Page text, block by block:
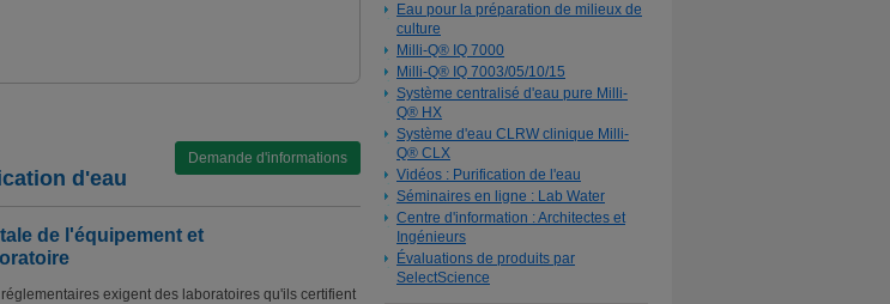
Demande d'informations
d'eau
de l'équipement et
exigent des laboratoires qu'ils certifient
Eau pour la préparation de milieux de
culture
Milli-Q® IQ 7000
Milli-Q® IQ 7003/05/10/15
Système centralisé d'eau pure Milli-
Q® HX
Système d'eau CLRW clinique Milli-
Q® CLX
Vidéos : Purification de l'eau
Séminaires en ligne : Lab Water
Centre d'information : Architectes et
Ingénieurs
Évaluations de produits par
SelectScience